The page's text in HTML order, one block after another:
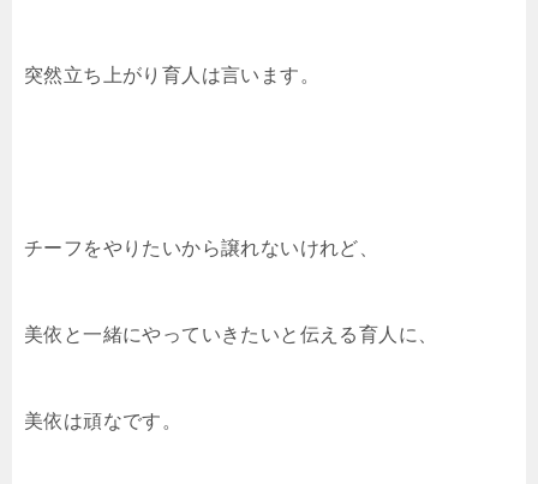
突然立ち上がり育人は言います。
チーフをやりたいから譲れないけれど、
美依と一緒にやっていきたいと伝える育人に、
美依は頑なです。